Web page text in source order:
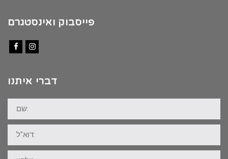
פייסבוק ואינסטגרם
דברי איתנו
שם:
דוא"ל:
טלפון: